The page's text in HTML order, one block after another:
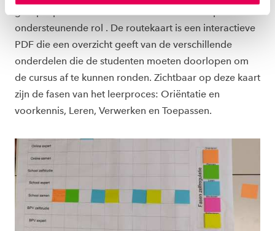
instellen welke cookies we plaatsen. Je kunt je
ondersteunende rol . De routekaart is een interactieve
PDF die een overzicht geeft van de verschillende
onderdelen die de studenten moeten doorlopen om
de cursus af te kunnen ronden. Zichtbaar op deze kaart
zijn de fasen van het leerproces: Oriëntatie en
voorkennis, Leren, Verwerken en Toepassen.